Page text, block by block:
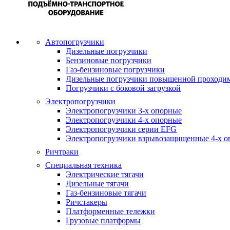
Автопогрузчики
Дизельные погрузчики
Бензиновые погрузчики
Газ-бензиновые погрузчики
Дизельные погрузчики повышенной
Погрузчики с боковой загрузкой
Электропогрузчики
Электропогрузчики 3-х опорные
Электропогрузчики 4-х опорные
Электропогрузчики серии EFG
Электропогрузчики взрывозащищенные 4-х
Ричтраки
Специальная техника
Электрические тягачи
Дизельные тягачи
Газ-бензиновые тягачи
Ричстакеры
Платформенные тележки
Грузовые платформы